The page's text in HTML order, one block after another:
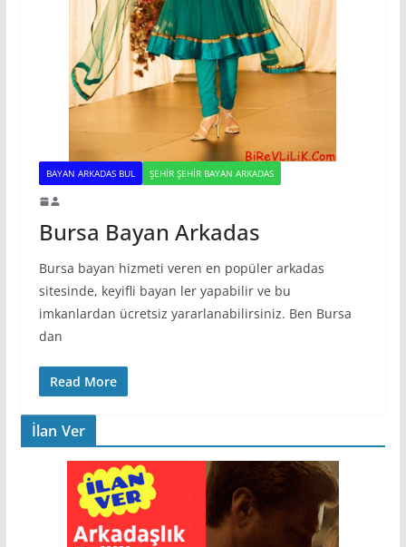
BAYAN ARKADAS BUL ŞEHIR ŞEHIR BAYAN ARKADAS
Bursa Bayan Arkadas
Bursa bayan hizmeti veren en popüler arkadas
sitesinde, keyifli bayan ler yapabilir ve bu
imkanlardan ücretsiz yararlanabilirsiniz. Ben Bursa
dan
Read More
İlan Ver